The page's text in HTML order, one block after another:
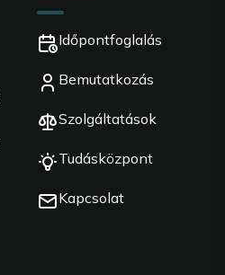
Időpontfoglalás
Bemutatkozás
Szolgáltatások
Tudásközpont
Kapcsolat